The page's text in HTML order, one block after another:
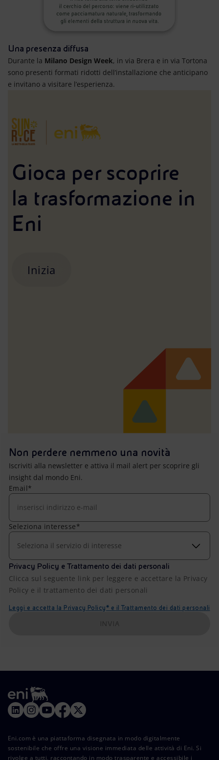
Una presenza diffusa
Durante la Milano Design Week, in via Brera e in via Tortona
sono presenti formati ridotti dell’installazione che anticipano
e invitano a visitare l’esperienza.
Gioca per scoprire
la trasformazione in
Eni
Inizia
Non perdere nemmeno una novità
Iscriviti alla newsletter e attiva il mail alert per scoprire gli
insight dal mondo Eni.
Email*
Seleziona interesse*
Seleziona il servizio di interesse
Privacy Policy e Trattamento dei dati personali
Clicca sul seguente link per leggere e accettare la Privacy
Policy e il trattamento dei dati personali
Leggi e accetta la Privacy Policy* e il Trattamento dei dati personali
Eni.com è una piattaforma disegnata in modo digitalmente
sostenibile che offre una visione immediata delle attività di Eni. Si
rivolge a tutti, raccontando in modo trasparente e accessibile i